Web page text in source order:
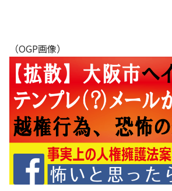
（OGP画像）